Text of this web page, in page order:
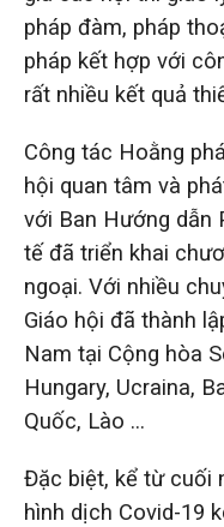
pháp đàm, pháp
pháp kết hợp với
rất nhiều kết quả
Công tác Hoằng
hội quan tâm và
với Ban Hướng dẫn
tế đã triển khai
ngoại. Với nhiều
Giáo hội đã thành
Nam tại Cộng hòa
Hungary, Ucraina,
Quốc, Lào …
Đặc biệt, kể từ cuối
hình dịch Covid-19